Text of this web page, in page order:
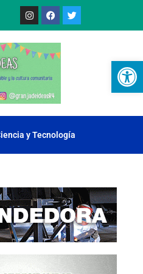
y Tecnología